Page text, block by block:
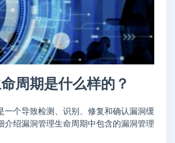
周期是什么样的？
一个导致检测、识别、修复和确认漏洞缓
介绍漏洞管理生命周期中包含的漏洞管理